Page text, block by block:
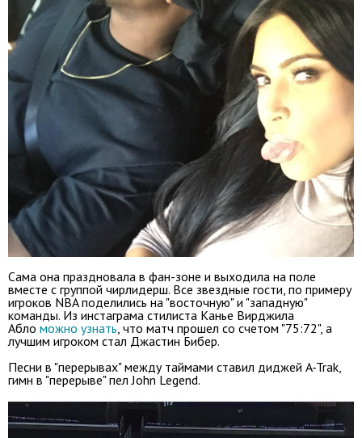
Сама она праздновала в фан-зоне и выходила на поле
вместе с группой чирлидерш. Все звездные гости, по примеру
игроков NBA поделились на "восточную" и "западную"
команды. Из инстаграма стилиста Канье Вирджила
Абло можно узнать, что матч прошел со счетом "75:72", а
лучшим игроком стал Джастин Бибер.
Песни в "перерывах" между таймами ставил диджей A-Trak,
гимн в "перерыве" пел John Legend.